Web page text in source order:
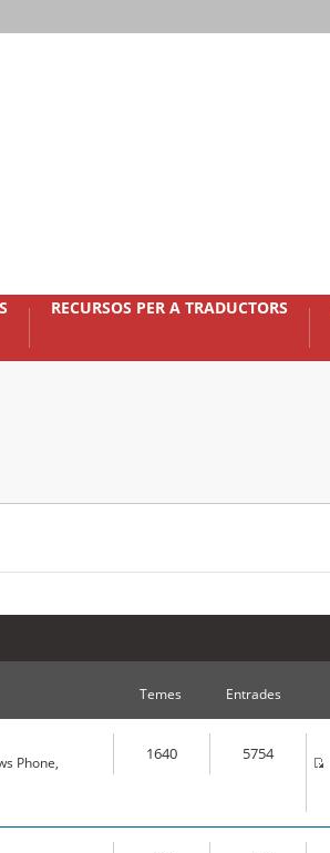
RECURSOS PER A TRADUCTORS
Temes Entrades
Phone,
1640 5754